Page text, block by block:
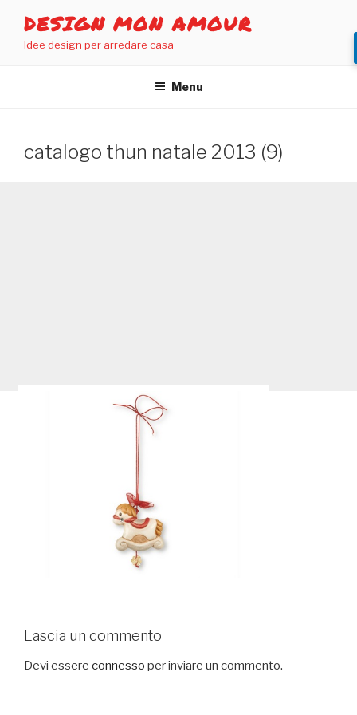
contenuto
DESIGN MON AMOUR
Idee design per arredare casa
Menu
catalogo thun natale 2013 (9)
Lascia un commento
Devi essere connesso per inviare un commento.